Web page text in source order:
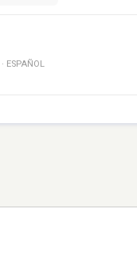
· ESPAÑOL